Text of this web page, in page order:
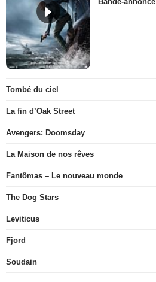
Tombé du ciel
La fin d’Oak Street
Avengers: Doomsday
La Maison de nos rêves
Fantômas – Le nouveau monde
The Dog Stars
Leviticus
Fjord
Soudain